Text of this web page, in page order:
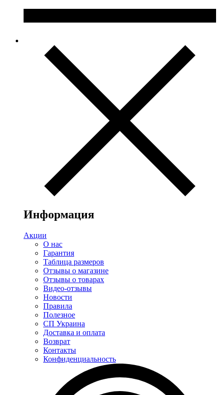
Информация
Акции
О нас
Гарантия
Таблица размеров
Отзывы о магазине
Отзывы о товарах
Видео-отзывы
Новости
Правила
Полезное
СП Украина
Доставка и оплата
Возврат
Контакты
Конфиденциальность